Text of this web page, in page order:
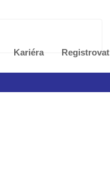
Kariéra Registrovat